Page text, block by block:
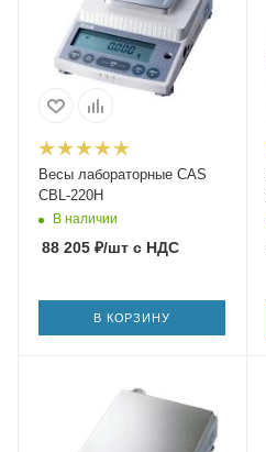
Весы лабораторные CAS
CBL-220H
В наличии
88 205 ₽/шт с НДС
В КОРЗИНУ